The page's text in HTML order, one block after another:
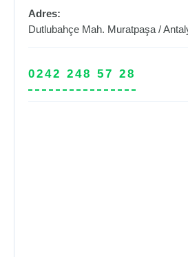
Adres:
Dutlubahçe Mah. Muratpaşa /
0242 248 57 28